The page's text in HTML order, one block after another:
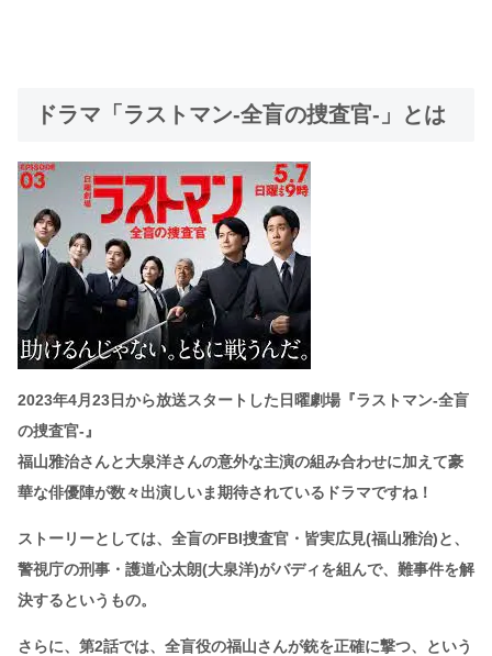
ドラマ「ラストマン-全盲の捜査官-」とは
2023年4月23日から放送スタートした日曜劇場『ラストマン-全盲
の捜査官-』
福山雅治さんと大泉洋さんの意外な主演の組み合わせに加えて豪
華な俳優陣が数々出演しいま期待されているドラマですね！
ストーリーとしては、全盲のFBI捜査官・皆実広見(福山雅治)と、
警視庁の刑事・護道心太朗(大泉洋)がバディを組んで、難事件を解
決するというもの。
さらに、第2話では、全盲役の福山さんが銃を正確に撃つ、という